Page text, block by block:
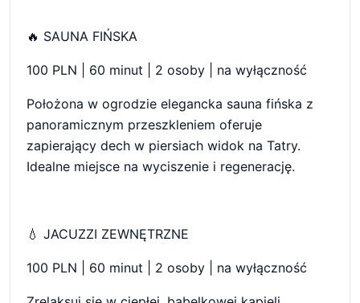
🔥 SAUNA FIŃSKA
100 PLN | 60 minut | 2 osoby | na wyłączność
Położona w ogrodzie elegancka sauna fińska z
panoramicznym przeszkleniem oferuje
zapierający dech w piersiach widok na Tatry.
Idealne miejsce na wyciszenie i regenerację.
💧 JACUZZI ZEWNĘTRZNE
100 PLN | 60 minut | 2 osoby | na wyłączność